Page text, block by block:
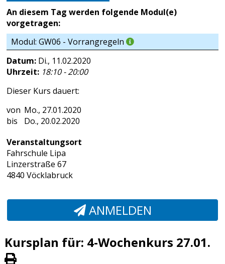
An diesem Tag werden folgende Modul(e)
vorgetragen:
Modul: GW06 - Vorrangregeln
Datum: Di., 11.02.2020
Uhrzeit: 18:10 - 20:00
Dieser Kurs dauert:
Mo., 27.01.2020
Do., 20.02.2020
Veranstaltungsort
Fahrschule Lipa
Linzerstraße 67
4840 Vöcklabruck
ANMELDEN
Kursplan für: 4-Wochenkurs 27.01.